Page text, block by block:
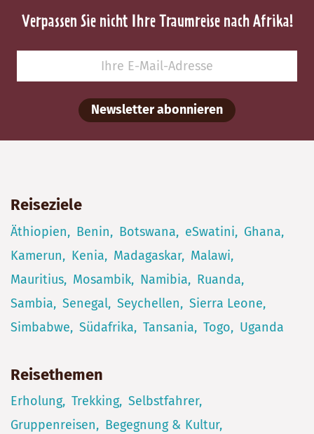
Verpassen Sie nicht Ihre Traumreise nach Afrika!
Newsletter abonnieren
Reiseziele
Äthiopien Benin Botswana eSwatini
Ghana
Kamerun
Kenia Madagaskar
Malawi
Mauritius
Mosambik Namibia
Ruanda
Sambia
Senegal Seychellen
Sierra Leone
Simbabwe
Südafrika Tansania Togo Uganda
Reisethemen
Erholung Trekking Selbstfahrer
Gruppenreisen
Begegnung & Kultur